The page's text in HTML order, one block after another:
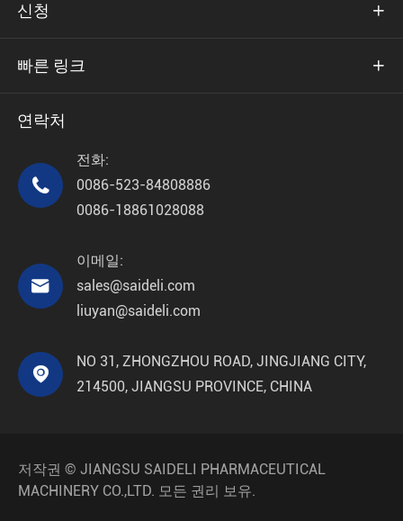
신청 
빠른 링크 
연락처

전화:
0086-523-84808886
0086-18861028088

이메일:
sales@saideli.com
liuyan@saideli.com

NO 31, ZHONGZHOU ROAD, JINGJIANG CITY,
214500, JIANGSU PROVINCE, CHINA
저작권 © JIANGSU SAIDELI PHARMACEUTICAL
MACHINERY CO.,LTD. 모든 권리 보유.